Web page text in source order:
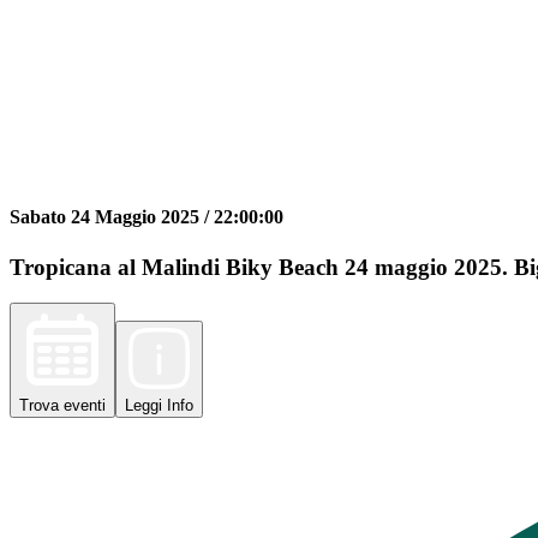
Sabato 24 Maggio 2025 /22:00:00
Tropicana al Malindi Biky Beach 24 maggio 2025.
Trova eventi Leggi Info